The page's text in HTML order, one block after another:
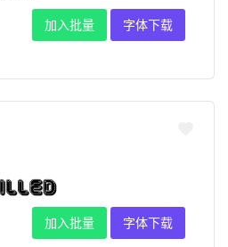
加入批量 字体下载
加入批量 字体下载